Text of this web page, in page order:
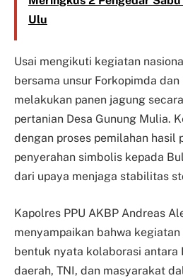
Ulu
Usai mengikuti kegiatan
bersama unsur Forkopimda
melakukan panen jagung
pertanian Desa Gunung Mulia.
dengan proses pemilahan hasil
penyerahan simbolis kepada
dari upaya menjaga stabilitas
Kapolres PPU AKBP Andreas
menyampaikan bahwa
bentuk nyata kolaborasi antara
daerah, TNI, dan masyarakat